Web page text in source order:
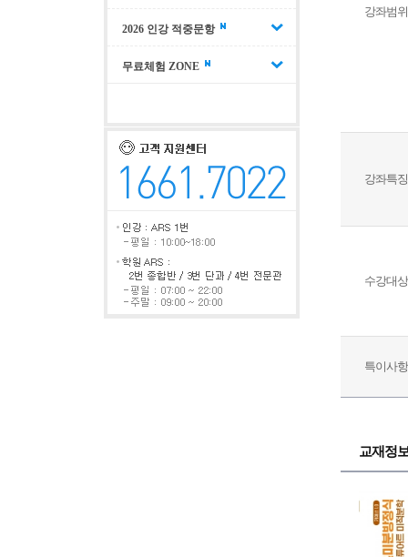
2026 인강 적중문항
무료체험 ZONE
강좌범위
강좌특징
수강대상
특이사항
교재정